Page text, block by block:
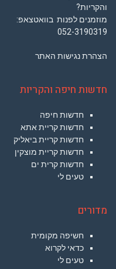
והקריות?
מוזמנים לפנות בוואטצאפ:
052-3190319
הצהרת נגישות האתר
חדשות חיפה והקריות
חדשות חיפה
חדשות קריית אתא
חדשות קריית ביאליק
חדשות קריית מוצקין
חדשות קרית ים
טעים לי
מדורים
חשיפה מקומית
כדאי לקרוא
טעים לי